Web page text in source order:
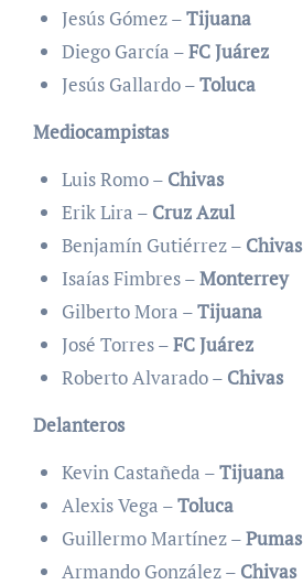
Jesús Gómez –Tijuana
Diego García –FC Juárez
Jesús Gallardo –Toluca
Mediocampistas
Luis Romo – Chivas
Erik Lira – Cruz Azul
Benjamín Gutiérrez – Chivas
Isaías Fimbres –Monterrey
Gilberto Mora –Tijuana
José Torres –FC Juárez
Roberto Alvarado – Chivas
Delanteros
Kevin Castañeda –Tijuana
Alexis Vega –Toluca
Guillermo Martínez –Pumas
Armando González – Chivas